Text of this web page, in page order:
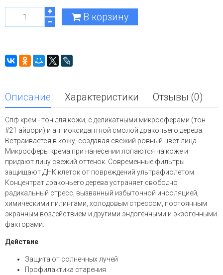
В корзину
Описание Характеристики Отзывы (0)
Спф крем - тон для кожи, с деликатными микросферами (тон
#21 айвори) и антиоксидантной смолой драконьего дерева.
Встраивается в кожу, создавая свежий ровный цвет лица.
Микросферы крема при нанесении лопаются на коже и
придают лицу свежий оттенок. Современные фильтры
защищают ДНК клеток от повреждений ультрафиолетом.
Концентрат драконьего дерева устраняет свободно
радикальный стресс, вызванный избыточной инсоляцией,
химическими пилингами, холодовым стрессом, постоянным
экранным воздействием и другими эндогенными и экзогенными
факторами.
Действие
Защита от солнечных лучей
Профилактика старения